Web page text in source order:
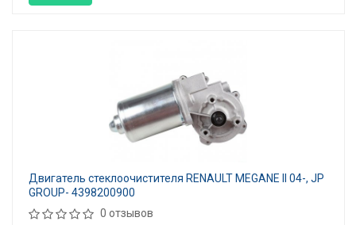
Двигатель стеклоочистителя RENAULT MEGANE II 04-, JP
GROUP- 4398200900
0 отзывов